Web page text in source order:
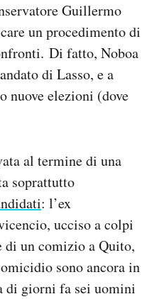
Guillermo
un procedimento di
Di fatto, Noboa
di Lasso, e a
nuove elezioni (dove
al termine di una
soprattutto
: l’ex
ucciso a colpi
di un comizio a Quito,
sono ancora in
di giorni fa sei uomini